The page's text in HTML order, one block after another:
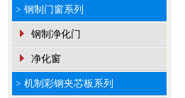
> 钢制门窗系列
钢制净化门
净化窗
> 机制彩钢夹芯板系列